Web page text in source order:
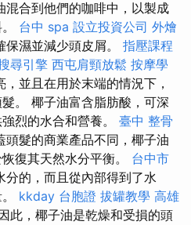
合到他們的咖啡中，以製成
台中 spa 設立投資公司 外燴
濕並減少頭皮屑。 指壓課程
尋引擎 西屯肩頸放鬆 按摩學
並且在用於末端的情況下，
。 椰子油富含脂肪酸，可深
烈的水合和營養。 臺中 整骨
頭髮的商業產品不同，椰子油
復其天然水分平衡。 台中市
分的，而且從內部得到了水
kkday 台胞證 拔罐教學 高雄
此，椰子油是乾燥和受損的頭